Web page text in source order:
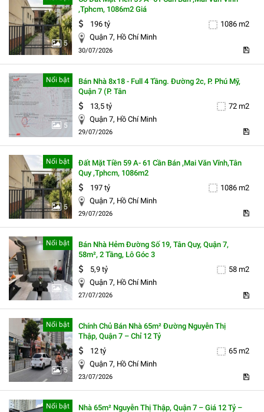
5
,tphcm, 1086m2 Giá
196 tỷ
1086 m2
Quận 7, Hồ Chí Minh
30/07/2026
5
Nổi bật
Bán Nhà 8x18 - Full 4 Tầng. Đường 2c, P. Phú Mỹ,
Quận 7 (p. Tân
13,5 tỷ
72 m2
Quận 7, Hồ Chí Minh
29/07/2026
5
Nổi bật
Đất Mặt Tiền 59 A- 61 Cần Bán ,mai Văn Vĩnh,tân
Quy ,tphcm, 1086m2
197 tỷ
1086 m2
Quận 7, Hồ Chí Minh
29/07/2026
5
Nổi bật
Bán Nhà Hẻm Đường Số 19, Tân Quy, Quận 7,
58m², 2 Tầng, Lô Góc 3
5,9 tỷ
58 m2
Quận 7, Hồ Chí Minh
27/07/2026
5
Nổi bật
Chính Chủ Bán Nhà 65m² Đường Nguyễn Thị
Thập, Quận 7 – Chỉ 12 Tỷ
12 tỷ
65 m2
Quận 7, Hồ Chí Minh
23/07/2026
Nổi bật
Nhà 65m² Nguyễn Thị Thập, Quận 7 – Giá 12 Tỷ –